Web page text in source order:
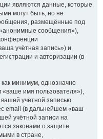
являются данные, которые
могут быть, но не
размещённые под
сообщения»),
учётная запись») и
и авторизации (в
минимум, однозначно
имя пользователя»),
учётной записью
email (в дальнейшем «ваш
учётной записи на
законами о защите
в стране,